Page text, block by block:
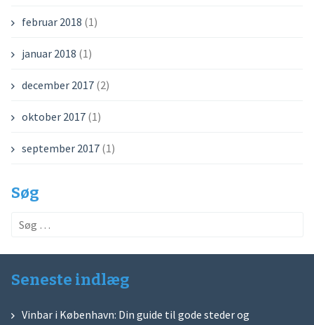
februar 2018 (1)
januar 2018 (1)
december 2017(2)
oktober 2017(1)
september 2017(1)
Søg
Søg
Seneste indlæg
Vinbar i København: Din guide til gode steder og